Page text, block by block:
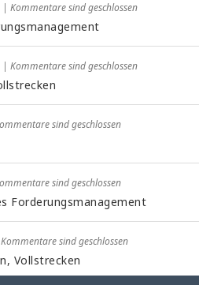
| Kommentare sind geschlossen
| Kommentare sind geschlossen
sind geschlossen
sind geschlossen
Forderungsmanagement
Kommentare sind geschlossen
Vollstrecken